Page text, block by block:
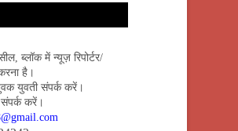
ब्लॉक में न्यूज़ रिपोर्टर/
है।
युवती संपर्क करें।
संपर्क करें।